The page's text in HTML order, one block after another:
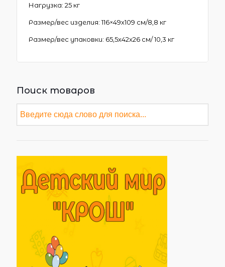
Нагрузка: 25 кг
Размер/вес изделия: 116×49х109 см/8,8 кг
Размер/вес упаковки: 65,5х42х26 см/ 10,3 кг
Поиск товаров